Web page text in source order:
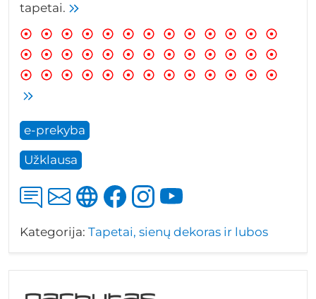
tapetai.
e-prekyba
Užklausa
Kategorija: Tapetai, sienų dekoras ir lubos